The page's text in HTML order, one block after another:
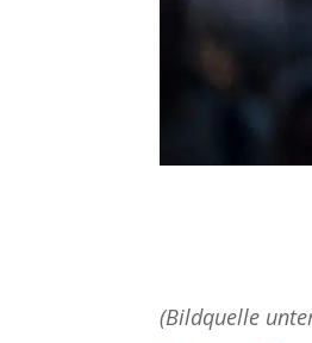
(Bildquelle